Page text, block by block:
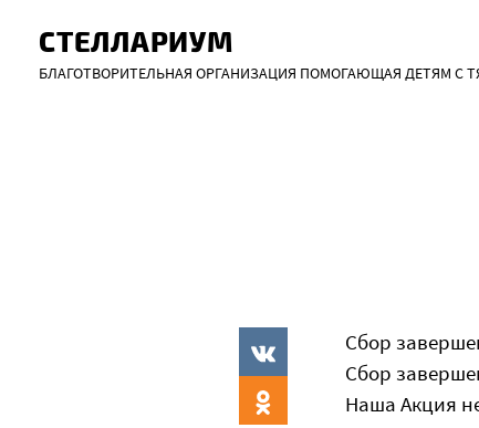
СТЕЛЛАРИУМ
БЛАГОТВОРИТЕЛЬНАЯ ОРГАНИЗАЦИЯ ПОМОГАЮЩАЯ ДЕТЯМ С
Сбор
Сбор
Наша Акция